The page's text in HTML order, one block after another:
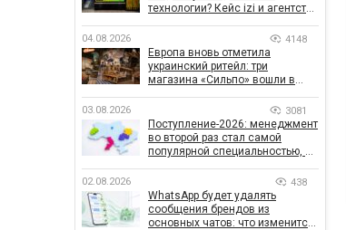
технологии? Кейс izi и агентства
04.08.2026 4148
Европа вновь отметила
украинский ритейл: три
магазина «Сильпо» вошли в
03.08.2026 3081
Поступление-2026: менеджмент
во второй раз стал самой
популярной специальностью, а
рекордным за последние 5 лет
02.08.2026 438
WhatsApp будет удалять
сообщения брендов из
основных чатов: что изменится